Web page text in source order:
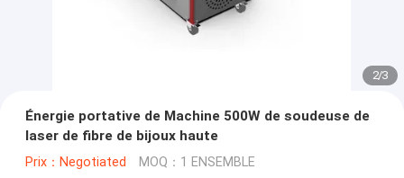
2/3
Énergie portative de Machine 500W de soudeuse de
laser de fibre de bijoux haute
Prix：Negotiated MOQ：1 ENSEMBLE